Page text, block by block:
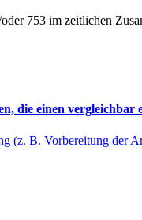
753 im zeitlichen
die einen vergleichbar
(z. B. Vorbereitung der